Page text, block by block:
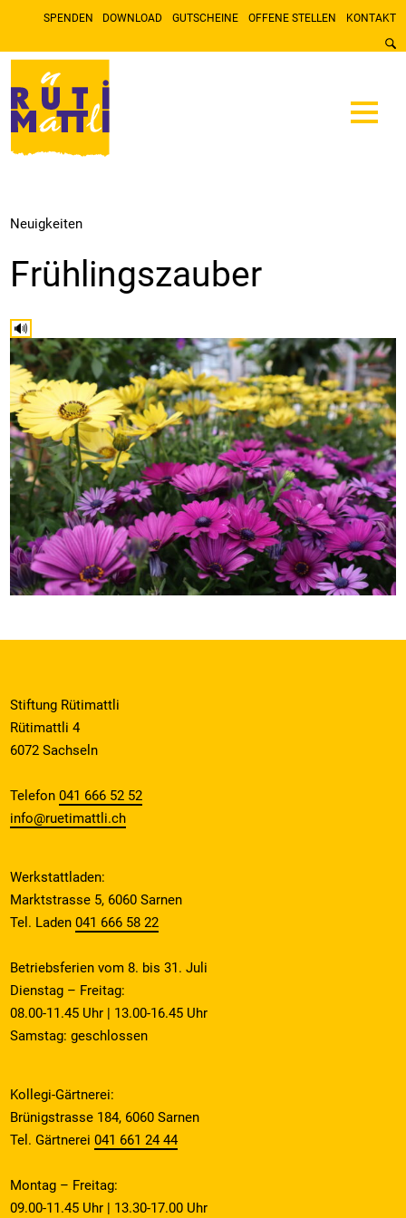
SPENDEN DOWNLOAD GUTSCHEINE OFFENE STELLEN KONTAKT
Neuigkeiten
Frühlingszauber
🔊
Stiftung Rütimattli
Rütimattli 4
6072 Sachseln
Telefon041 666 52 52
info@ruetimattli.ch
Werkstattladen:
Marktstrasse 5, 6060 Sarnen
Tel. Laden041 666 58 22
Betriebsferien vom 8. bis 31. Juli
Dienstag – Freitag:
08.00-11.45 Uhr | 13.00-16.45 Uhr
Samstag: geschlossen
Kollegi-Gärtnerei:
Brünigstrasse 184, 6060 Sarnen
Tel. Gärtnerei041 661 24 44
Montag – Freitag:
09.00-11.45 Uhr | 13.30-17.00 Uhr